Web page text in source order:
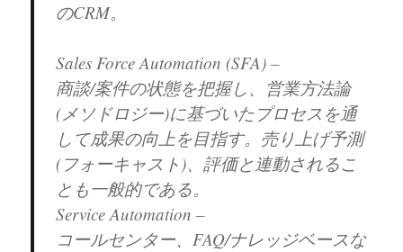
のCRM。
Sales Force Automation (SFA) –
商談/案件の状態を把握し、営業方法論
(メソドロジー)に基づいたプロセスを通
して成果の向上を目指す。売り上げ予測
(フォーキャスト)、評価と連動されるこ
とも一般的である。
Service Automation –
コールセンター、FAQ/ナレッジベースな